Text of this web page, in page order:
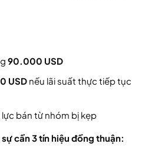
90.000 USD
USD nếu lãi suất thực tiếp tục
bán từ nhóm bị kẹp
cần 3 tín hiệu đồng thuận: